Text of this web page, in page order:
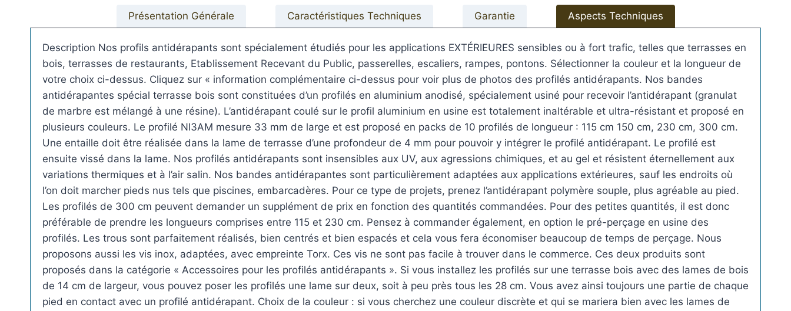
i
l
s
p
a
t
s
5
9
m
m
à
x
e
r
e
n
Présentation Générale Caractéristiques Techniques Garantie Aspects Techniques
Description Nos profils antidérapants sont spécialement étudiés pour les applications EXTÉRIEURES sensibles ou à fort trafic, telles que terrasses en
bois, terrasses de restaurants, Etablissement Recevant du Public, passerelles, escaliers, rampes, pontons. Sélectionner la couleur et la longueur de
votre choix ci-dessus. Cliquez sur « information complémentaire ci-dessus pour voir plus de photos des profilés antidérapants. Nos bandes
antidérapantes spécial terrasse bois sont constituées d’un profilés en aluminium anodisé, spécialement usiné pour recevoir l’antidérapant (granulat
de marbre est mélangé à une résine). L’antidérapant coulé sur le profil aluminium en usine est totalement inaltérable et ultra-résistant et proposé en
plusieurs couleurs. Le profilé NI3AM mesure 33 mm de large et est proposé en packs de 10 profilés de longueur : 115 cm 150 cm, 230 cm, 300 cm.
Une entaille doit être réalisée dans la lame de terrasse d’une profondeur de 4 mm pour pouvoir y intégrer le profilé antidérapant. Le profilé est
ensuite vissé dans la lame. Nos profilés antidérapants sont insensibles aux UV, aux agressions chimiques, et au gel et résistent éternellement aux
variations thermiques et à l’air salin. Nos bandes antidérapantes sont particulièrement adaptées aux applications extérieures, sauf les endroits où
l’on doit marcher pieds nus tels que piscines, embarcadères. Pour ce type de projets, prenez l’antidérapant polymère souple, plus agréable au pied.
Les profilés de 300 cm peuvent demander un supplément de prix en fonction des quantités commandées. Pour des petites quantités, il est donc
préférable de prendre les longueurs comprises entre 115 et 230 cm. Pensez à commander également, en option le pré-perçage en usine des
profilés. Les trous sont parfaitement réalisés, bien centrés et bien espacés et cela vous fera économiser beaucoup de temps de perçage. Nous
proposons aussi les vis inox, adaptées, avec empreinte Torx. Ces vis ne sont pas facile à trouver dans le commerce. Ces deux produits sont
proposés dans la catégorie « Accessoires pour les profilés antidérapants ». Si vous installez les profilés sur une terrasse bois avec des lames de bois
de 14 cm de largeur, vous pouvez poser les profilés une lame sur deux, soit à peu près tous les 28 cm. Vous avez ainsi toujours une partie de chaque
pied en contact avec un profilé antidérapant. Choix de la couleur : si vous cherchez une couleur discrète et qui se mariera bien avec les lames de